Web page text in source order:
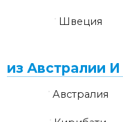
Швеция
из Австралии
Австралия